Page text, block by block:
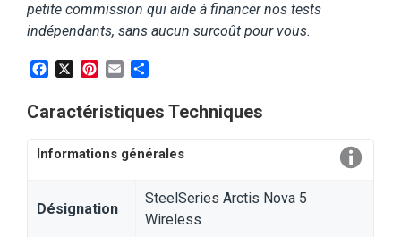
petite commission qui aide à financer nos tests
indépendants, sans aucun surcoût pour vous.
FacebookPinterest
Email
Caractéristiques Techniques
Informations générales
Désignation
SteelSeries Arctis Nova 5
Wireless